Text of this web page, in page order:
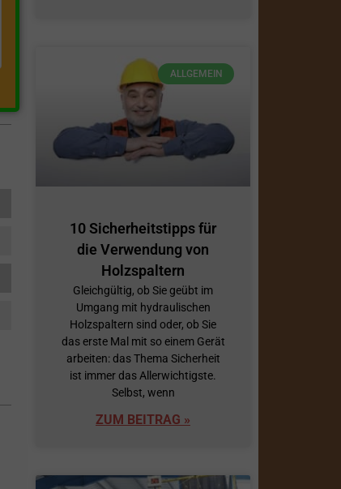
ALLGEMEIN
10 Sicherheitstipps für
die Verwendung von
Holzspaltern
Gleichgültig, ob Sie geübt im
Umgang mit hydraulischen
Holzspaltern sind oder, ob Sie
das erste Mal mit so einem Gerät
arbeiten: das Thema Sicherheit
ist immer das Allerwichtigste.
Selbst, wenn
ZUM BEITRAG »